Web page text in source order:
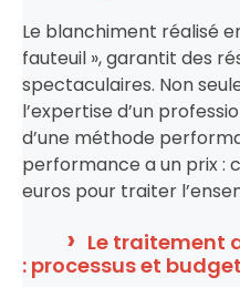
Le blanchiment réalisé
fauteuil », garantit des
spectaculaires. Non
l’expertise d’un
d’une méthode
performance a un prix :
euros pour traiter
Le traitement
: processus et budget